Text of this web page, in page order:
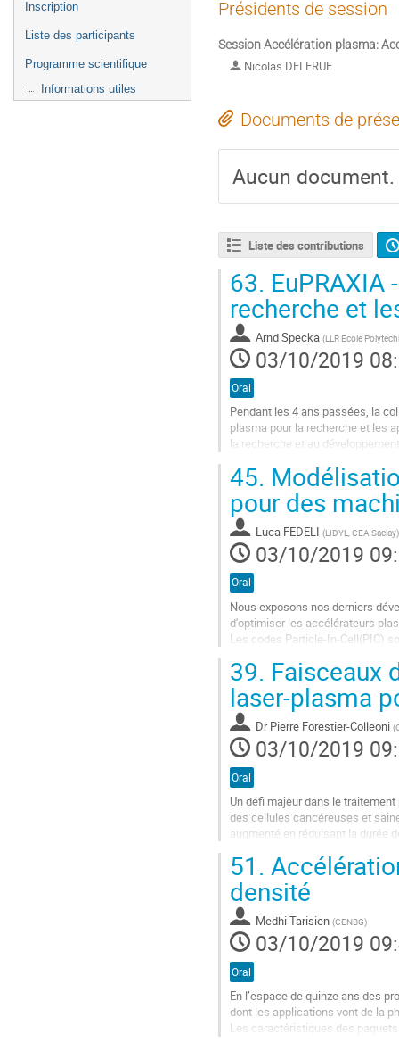
Inscription
Liste des participants
Programme scientifique
Informations utiles
Présidents de session
Session Accélération plasma:
Nicolas DELERUE
Documents de
Aucun document.
Liste des contributions
63.
recherche et
Arnd Specka (LLR Ecole
03/10/2019
Oral
Pendant les 4 ans passées, la
plasma pour la recherche et les
la recherche et au
Aller
à
la
page
de
la
contribution
45.
pour des
Luca FEDELI (LIDYL, CEA Saclay)
03/10/2019
Oral
Nous exposons nos derniers
d'optimiser les accélérateurs
Les codes Particle-In-Cell(PIC)
Aller
la
page
de
la
contribution
39. Faisceaux
laser-plasma
Dr Pierre Forestier-Colleoni (
03/10/2019
Oral
Un défi majeur dans le
des cellules cancéreuses et
augmenté en réduisant la durée
Aller
à
la
page
de
la
contribution
51.
densité
Medhi Tarisien (CENBG)
03/10/2019
Oral
En l’espace de quinze ans des
dont les applications vont de la
Les caractéristiques des